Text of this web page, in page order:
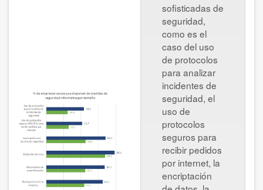
sofisticadas de
seguridad,
como es el
caso del uso
de protocolos
para analizar
incidentes de
seguridad, el
uso de
protocolos
seguros para
recibir pedidos
por internet, la
encriptación